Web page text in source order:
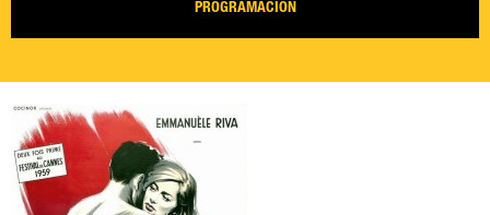
PROGRAMACIÓN